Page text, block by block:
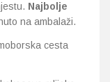
Najbolje
na ambalaži.
cesta